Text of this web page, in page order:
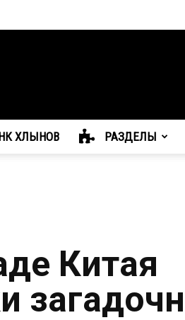
ХЛЫНОВ РАЗДЕЛЫ
Китая